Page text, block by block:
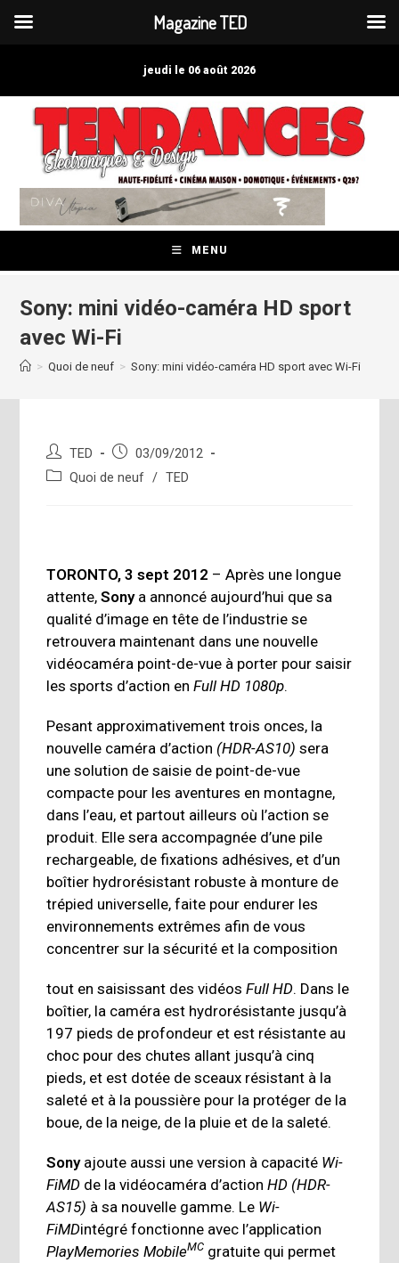
jeudi le 06 août 2026
MENU
Sony: mini vidéo-caméra HD sport
avec Wi-Fi
> Quoi de neuf > Sony: mini vidéo-caméra HD sport avec Wi-Fi
Auteur/autrice
de
TED
Publication
publiée :
03/09/2012
PostQuoi de neuf / TED
TORONTO, 3 sept 2012 – Après une longue
attente,Sonya annoncé aujourd’hui que sa
qualité d’image en tête de l’industrie se
retrouvera maintenant dans une nouvelle
vidéocaméra point-de-vue à porter pour saisir
les sports d’action enFull HD 1080p.
Pesant approximativement trois onces, la
nouvelle caméra d’action (HDR-AS10) sera
une solution de saisie de point-de-vue
compacte pour les aventures en montagne,
dans l’eau, et partout ailleurs où l’action se
produit. Elle sera accompagnée d’une pile
rechargeable, de fixations adhésives, et d’un
boîtier hydrorésistant robuste à monture de
trépied universelle, faite pour endurer les
environnements extrêmes afin de vous
concentrer sur la sécurité et la composition
tout en saisissant des vidéosFull HD. Dans le
boîtier, la caméra est hydrorésistante jusqu’à
197 pieds de profondeur et est résistante au
choc pour des chutes allant jusqu’à cinq
pieds, et est dotée de sceaux résistant à la
saleté et à la poussière pour la protéger de la
boue, de la neige, de la pluie et de la saleté.
Sonyajoute aussi une version à capacité Wi-
FiMD de la vidéocaméra d’actionHD (HDR-
AS15) à sa nouvelle gamme. Le Wi-
FiMDintégré fonctionne avec l’application
PlayMemories MobileMC gratuite qui permet
Magazine TED